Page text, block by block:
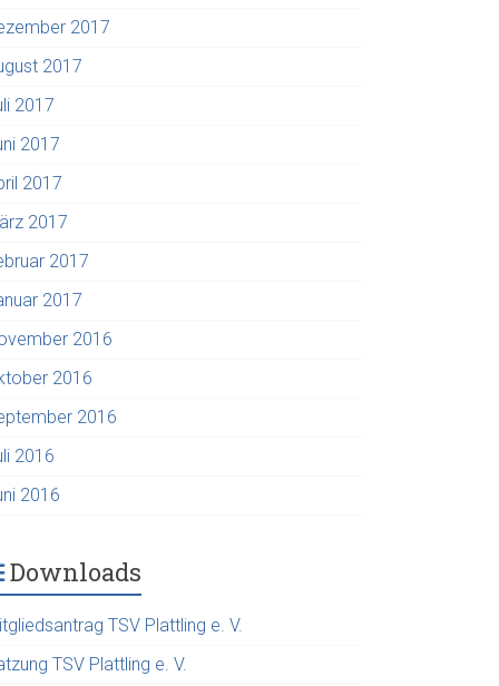
2017
2017
2017
2017
2017
2017
2017
2017
2016
2016
2016
2016
2016
Downloads
TSV Plattling e. V.
TSV Plattling e. V.